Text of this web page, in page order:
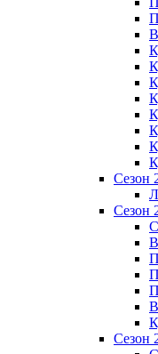
Сезон
Сезон
Сезон